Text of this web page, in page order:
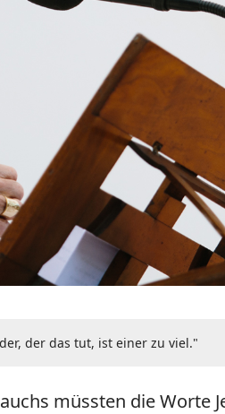
der das tut, ist einer zu viel."
müssten die Worte